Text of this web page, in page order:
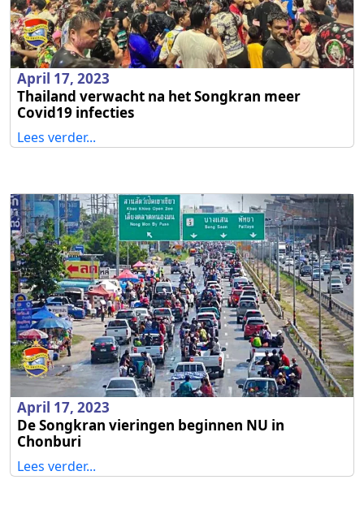
April 17, 2023
Thailand verwacht na het Songkran meer
Covid19 infecties
Lees verder...
April 17, 2023
De Songkran vieringen beginnen NU in
Chonburi
Lees verder...